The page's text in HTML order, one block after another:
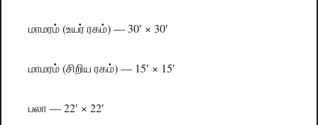
மாமரம் (உயர் ரகம்) — 30′ × 30′
மாமரம் (சிறிய ரகம்) — 15′ × 15′
பலா — 22′ × 22′